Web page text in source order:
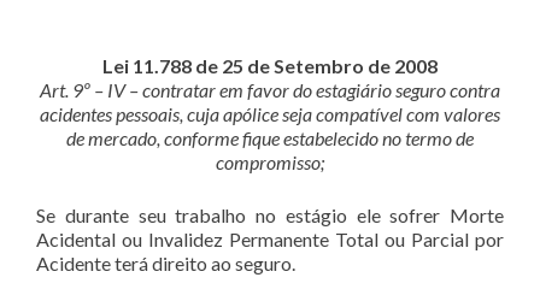
Lei 11.788 de 25 de Setembro de 2008
Art. 9º – IV – contratar em favor do estagiário seguro contra
acidentes pessoais, cuja apólice seja compatível com valores
de mercado, conforme fique estabelecido no termo de
compromisso;
Se durante seu trabalho no estágio ele sofrer Morte
Acidental ou Invalidez Permanente Total ou Parcial por
Acidente terá direito ao seguro.